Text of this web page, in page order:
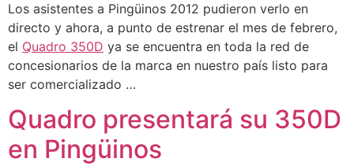
Los asistentes a Pingüinos 2012 pudieron verlo en
directo y ahora, a punto de estrenar el mes de febrero,
el Quadro 350D ya se encuentra en toda la red de
concesionarios de la marca en nuestro país listo para
ser comercializado …
Quadro presentará su 350D
en Pingüinos